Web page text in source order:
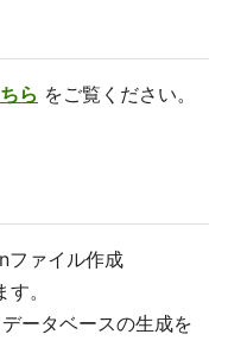
ら をご覧ください。
ファイル作成
。
ータベースの生成を